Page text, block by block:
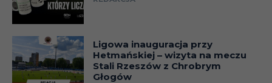
Ligowa inauguracja przy
Hetmańskiej – wizyta na meczu
Stali Rzeszów z Chrobrym
Głogów